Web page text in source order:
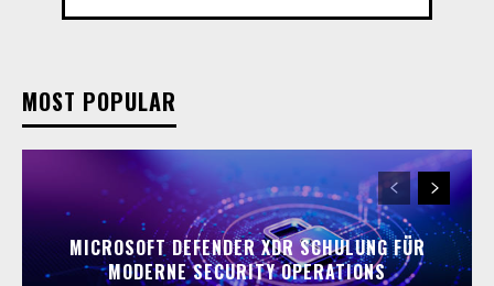
MOST POPULAR
MICROSOFT DEFENDER XDR SCHULUNG FÜR
MODERNE SECURITY OPERATIONS